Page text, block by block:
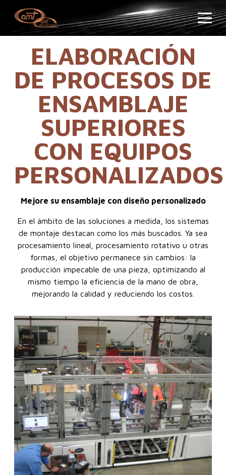
ELABORACIÓN
DE PROCESOS DE
ENSAMBLAJE
SUPERIORES
CON EQUIPOS
PERSONALIZADOS
Mejore su ensamblaje con diseño personalizado
En el ámbito de las soluciones a medida, los sistemas
de montaje destacan como los más buscados. Ya sea
procesamiento lineal, procesamiento rotativo u otras
formas, el objetivo permanece sin cambios: la
producción impecable de una pieza, optimizando al
mismo tiempo la eficiencia de la mano de obra,
mejorando la calidad y reduciendo los costos.